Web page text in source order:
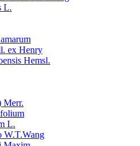
L.
ex Henry
Hemsl.
Merr.
L.
W.T.Wang